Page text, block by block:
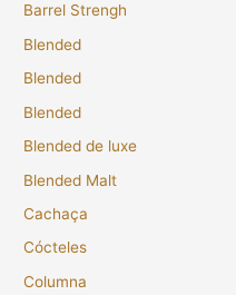
Barrel Strengh
Blended
Blended
Blended
Blended de luxe
Blended Malt
Cachaça
Cócteles
Columna